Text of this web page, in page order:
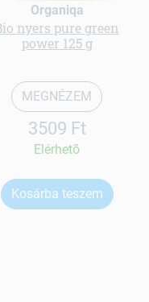
Organiqa
nyers pure green
power 125 g
MEGNÉZEM
3509 Ft
Elérhetõ
Kosárba teszem